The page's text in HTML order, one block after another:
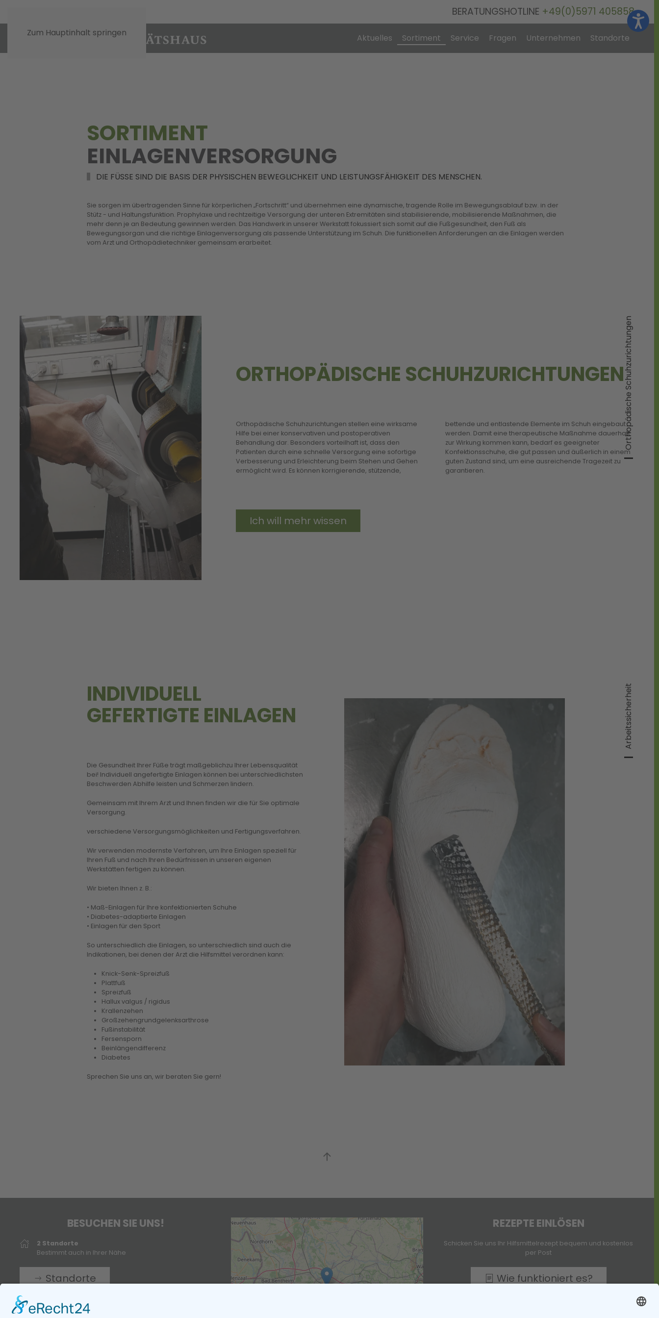
Zum Hauptinhalt springen
BERATUNGSHOTLINE +49(0)5971 405858
Aktuelles Sortiment Service Fragen Unternehmen Standorte
SORTIMENT
EINLAGENVERSORGUNG
DIE FÜSSE SIND DIE BASIS DER PHYSISCHEN BEWEGLICHKEIT UND LEISTUNGSFÄHIGKEIT DES MENSCHEN.
Sie sorgen im übertragenden Sinne für körperlichen „Fortschritt“ und übernehmen eine dynamische, tragende Rolle im Bewegungsablauf bzw. in der
Stütz - und Haltungsfunktion. Prophylaxe und rechtzeitige Versorgung der unteren Extremitäten sind stabilisierende, mobilisierende Maßnahmen, die
mehr denn je an Bedeutung gewinnen werden. Das Handwerk in unserer Werkstatt fokussiert sich somit auf die Fußgesundheit, den Fuß als
Bewegungsorgan und die richtige Einlagenversorgung als passende Unterstützung im Schuh. Die funktionellen Anforderungen an die Einlagen werden
vom Arzt und Orthopädietechniker gemeinsam erarbeitet.
ORTHOPÄDISCHE SCHUHZURICHTUNGEN
Orthopädische Schuhzurichtungen stellen eine wirksame
Hilfe bei einer konservativen und postoperativen
Behandlung dar. Besonders vorteilhaft ist, dass den
Patienten durch eine schnelle Versorgung eine sofortige
Verbesserung und Erleichterung beim Stehen und Gehen
ermöglicht wird. Es können korrigierende, stützende,
bettende und entlastende Elemente im Schuh eingebaut
werden. Damit eine therapeutische Maßnahme dauerhaft
zur Wirkung kommen kann, bedarf es geeigneter
Konfektionsschuhe, die gut passen und äußerlich in einem
guten Zustand sind, um eine ausreichende Tragezeit zu
garantieren.
Ich will mehr wissen
Orthopädische Schuhzurichtungen
INDIVIDUELL
GEFERTIGTE EINLAGEN
Die Gesundheit Ihrer Füße trägt maßgeblichzu Ihrer Lebensqualität
bei! Individuell angefertigte Einlagen können bei unterschiedlichsten
Beschwerden Abhilfe leisten und Schmerzen lindern.
Gemeinsam mit Ihrem Arzt und Ihnen finden wir die für Sie optimale
Versorgung.
verschiedene Versorgungsmöglichkeiten und Fertigungsverfahren.
Wir verwenden modernste Verfahren, um Ihre Einlagen speziell für
Ihren Fuß und nach Ihren Bedürfnissen in unseren eigenen
Werkstätten fertigen zu können.
Wir bieten Ihnen z. B.:
• Maß-Einlagen für Ihre konfektionierten Schuhe
• Diabetes-adaptierte Einlagen
• Einlagen für den Sport
So unterschiedlich die Einlagen, so unterschiedlich sind auch die
Indikationen, bei denen der Arzt die Hilfsmittel verordnen kann:
Knick-Senk-Spreizfuß
Plattfuß
Spreizfuß
Hallux valgus / rigidus
Krallenzehen
Großzehengrundgelenksarthrose
Fußinstabilität
Fersensporn
Beinlängendifferenz
Diabetes
Sprechen Sie uns an, wir beraten Sie gern!
Arbeitssicherheit
BESUCHEN SIE UNS!
2 Standorte
Bestimmt auch in Ihrer Nähe
Standorte
mail info@sanitaetshaus-rheine.de
REZEPTE EINLÖSEN
Schicken Sie uns Ihr Hilfsmittelrezept bequem und kostenlos
per Post
Wie funktioniert es?